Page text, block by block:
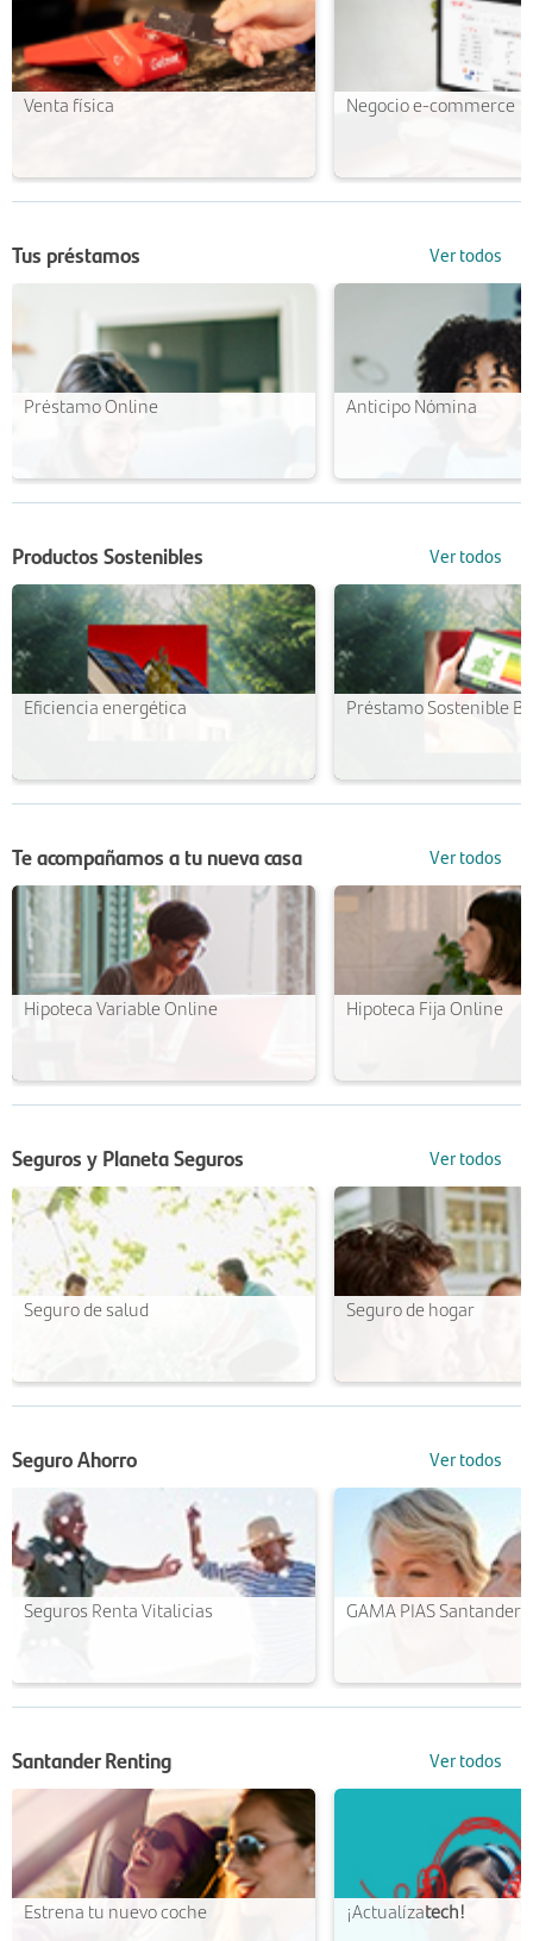
Venta física Negocio e-commerce
Tus préstamos Ver todos
Préstamo Online Anticipo Nómina
Productos Sostenibles Ver todos
Eficiencia energética Préstamo Sostenible
Te acompañamos a tu nueva casa Ver todos
Hipoteca Variable Online Hipoteca Fija Online
Seguros y Planeta Seguros Ver todos
Seguro de salud Seguro de hogar
Seguro Ahorro Ver todos
Seguros Renta Vitalicias GAMA PIAS Santander
Santander Renting Ver todos
Estrena tu nuevo coche ¡Actualízatech!